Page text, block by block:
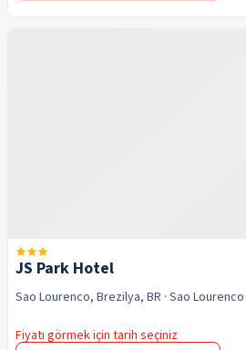
JS Park Hotel
Sao Lourenco, Brezilya, BR · Sao Lourenco
Fiyatı görmek için tarih seçiniz